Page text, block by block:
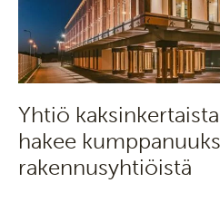
Yhtiö
hakee
rakennusyhtiöistä